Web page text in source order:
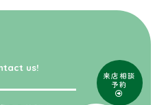
us!
来店相談
予約